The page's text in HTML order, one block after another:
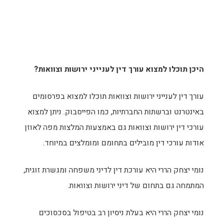
היכן תוכלו למצוא עורך דין לענייני ירושות וצוואות?
עורך דין לענייני ירושות וצוואות תוכלו למצוא בפרסומים
באינטרנט וברשתות החברתיות, כמו הפייסבוק. ניתן למצוא
עורכי דין ירושות וצוואות גם באמצעות המלצות מפה לאוזן
אודות עורכי דין מובילים בתחומם ומומלצים במיוחד.
נומי יצחק הררי היא עורכת דין לדיני משפחה ומגשרת זוגית,
המתמחה גם בתחום של דיני ירושות וצוואות.
נומי יצחק הררי היא בעלת ניסיון רב בטיפול בסכסוכים